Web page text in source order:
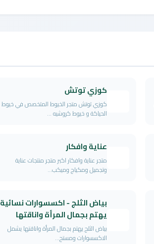
كوزي توتش
كوزي توتش متجر الخيوط المتخصص في خيوط
الحياكة و خيوط كروشيه ...
عناية وافكار
متجر عناية وافكار اكبر متجر منتجات عناية
وتجميل ومكياج وميكب...
بياض الثلج - اكسسوارات نسائية
يهتم بجمال المرأة واناقتها
بياض الثلج يهتم بجمال المرأة واناقتها يشمل
الاكسسوارات ومستح...